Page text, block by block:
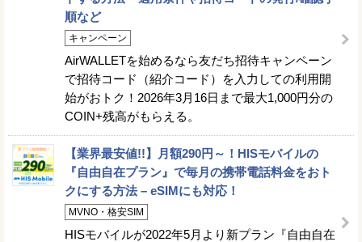
順など
キャンペーン
AirWALLETを始めるなら友だち招待キャンペーン
で招待コード（紹介コード）を入力しての利用開
始がおトク！2026年3月16日まで最大1,000円分の
COIN+残高がもらえる。
【業界最安値!!】月額290円～！HISモバイルの
『自由自在プラン』で毎月の携帯電話料金をおト
クにする方法 – eSIMにも対応！
MVNO・格安SIM
HISモバイルが2022年5月より新プラン『自由自在